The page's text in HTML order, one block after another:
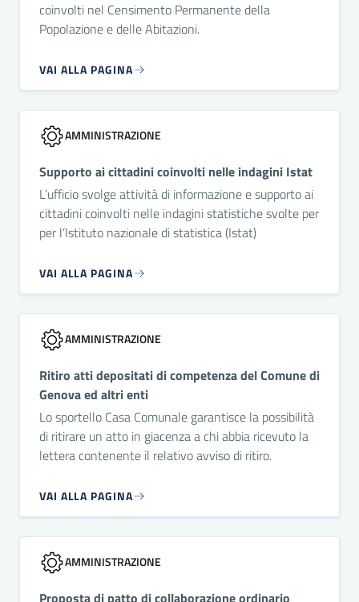
coinvolti nel Censimento Permanente della
Popolazione e delle Abitazioni.
VAI ALLA PAGINA
AMMINISTRAZIONE
Supporto ai cittadini coinvolti nelle indagini Istat
L’ufficio svolge attività di informazione e supporto ai
cittadini coinvolti nelle indagini statistiche svolte per
per l’Istituto nazionale di statistica (Istat)
VAI ALLA PAGINA
AMMINISTRAZIONE
Ritiro atti depositati di competenza del Comune di
Genova ed altri enti
Lo sportello Casa Comunale garantisce la possibilità
di ritirare un atto in giacenza a chi abbia ricevuto la
lettera contenente il relativo avviso di ritiro.
VAI ALLA PAGINA
AMMINISTRAZIONE
Proposta di patto di collaborazione ordinario